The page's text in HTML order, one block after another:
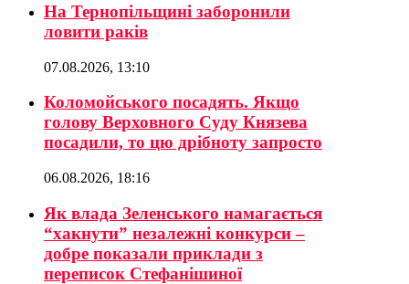
На Тернопільщині заборонили
ловити раків
07.08.2026, 13:10
Коломойського посадять. Якщо
голову Верховного Суду Князева
посадили, то цю дрібноту запросто
06.08.2026, 18:16
Як влада Зеленського намагається
“хакнути” незалежні конкурси –
добре показали приклади з
переписок Стефанішиної